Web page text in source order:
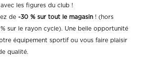
les figures du club !
de -30 % sur tout le magasin ! (hors
sur le rayon cycle). Une belle opportunité
équipement sportif ou vous faire plaisir
qualité.